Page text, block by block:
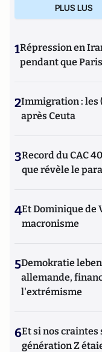
PLUS LUS
1Répression en
pendant que
2Immigration : les
après Ceuta
3Record du CAC
que révèle le
4Et Dominique de
macronisme
5Demokratie
allemande,
l'extrémisme
6Et si nos
génération Z